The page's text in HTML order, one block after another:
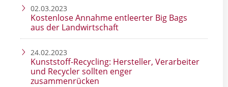
02.03.2023
Kostenlose Annahme entleerter Big Bags
aus der Landwirtschaft
24.02.2023
Kunststoff-Recycling: Hersteller, Verarbeiter
und Recycler sollten enger
zusammenrücken